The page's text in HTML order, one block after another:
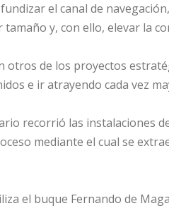
el canal de
y, con ello, elevar la
otros de los proyectos
e ir atrayendo cada vez
recorrió las instalaciones
mediante el cual se
el buque Fernando de